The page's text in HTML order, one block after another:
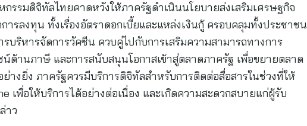
รรมดิจิทัลไทยคาดหวังให้ภาครัฐดำเนินนโยบายส่งเสริมเศรษฐกิจ
ารลงทุน ทั้งเรื่องอัตราดอกเบี้ยและแหล่งเงินกู้ ครอบคลุมทั้งประชาชน
บริหารจัดการวัคซีน ควบคู่ไปกับการเสริมความสามารถทางการ
ด้านภาษี และการสนับสนุนโอกาสเข้าสู่ตลาดภาครัฐ เพื่อขยายตลาด
างยิ่ง ภาครัฐควรมีบริการดิจิทัลสำหรับการติดต่อสื่อสารในช่วงที่ให้
เพื่อให้บริการได้อย่างต่อเนื่อง และเกิดความสะดวกสบายแก่ผู้รับ
าว